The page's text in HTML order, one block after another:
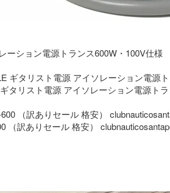
ーション電源トランス600W・100V仕様
タリスト電源 アイソレーション電源ト
（訳ありセール 格安）